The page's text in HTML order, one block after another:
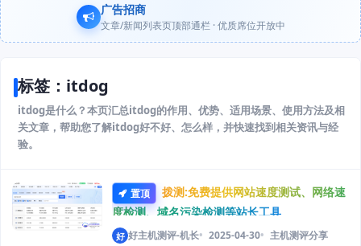
广告招商
文章/新闻列表页顶部通栏 · 优质席位开放中
标签：itdog
itdog是什么？本页汇总itdog的作用、优势、适用场景、使用方法及相
关文章，帮助您了解itdog好不好、怎么样，并快速找到相关资讯与经
验。
置顶
拨测:免费提供网站速度测试、网络速
度检测、域名污染检测等站长工具
好 好主机测评-机长 2025-04-30 主机测评分享